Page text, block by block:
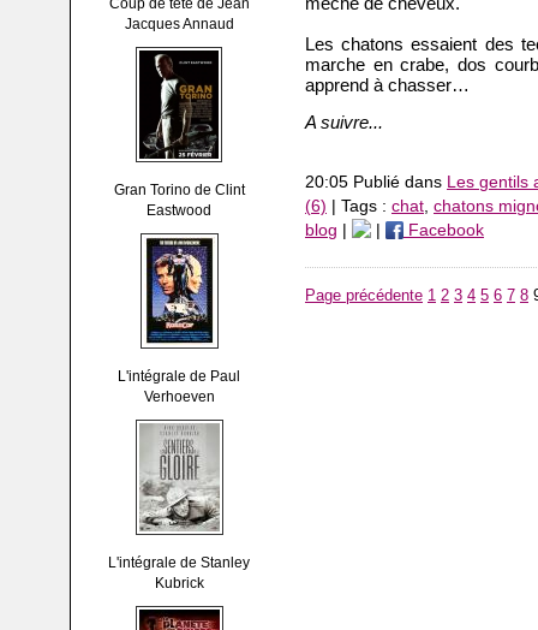
Coup de tête de Jean
Jacques Annaud
Gran Torino de Clint
Eastwood
L'intégrale de Paul
Verhoeven
L'intégrale de Stanley
Kubrick
Les chatons essaient des
marche en crabe, dos
apprend à chasser…
A suivre...
20:05 Publié dans Les gentils
(6) | Tags : chat, chatons
blog
Facebook
Page précédente 1 2 3 4 5 6 7 8